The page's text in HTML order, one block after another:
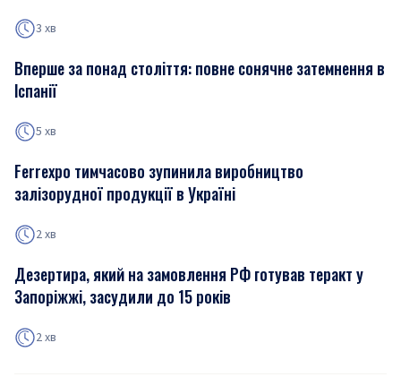
3 хв
Вперше за понад століття: повне сонячне затемнення в
Іспанії
5 хв
Ferrexpo тимчасово зупинила виробництво
залізорудної продукції в Україні
2 хв
Дезертира, який на замовлення РФ готував теракт у
Запоріжжі, засудили до 15 років
2 хв